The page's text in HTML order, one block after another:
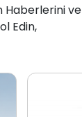
Haberlerini ve
Edin,